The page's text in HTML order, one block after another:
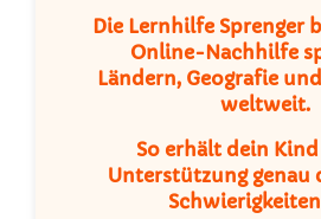
Die Lernhilfe Sprenger
Online-Nachhilfe
Ländern, Geografie
weltweit.
So erhält dein
Unterstützung genau